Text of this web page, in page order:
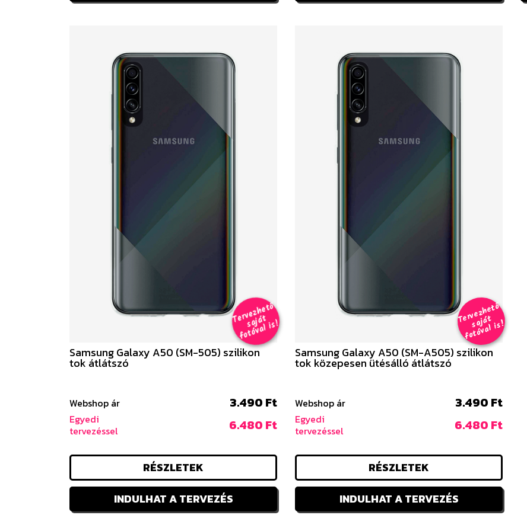
T
er
v
e
z
h
e
t
ő
s
aj
á
t
f
o
t
ó
v
al i
s
!
Samsung Galaxy A50 (SM-505) szilikon
tok átlátszó
Webshop ár 3.490 Ft
Egyedi
tervezéssel
6.480 Ft
RÉSZLETEK
INDULHAT A TERVEZÉS
T
er
v
e
z
h
e
t
ő
s
aj
á
t
f
o
t
ó
v
al i
s
!
Samsung Galaxy A50 (SM-A505) szilikon
tok közepesen ütésálló átlátszó
Webshop ár 3.490 Ft
Egyedi
tervezéssel
6.480 Ft
RÉSZLETEK
INDULHAT A TERVEZÉS